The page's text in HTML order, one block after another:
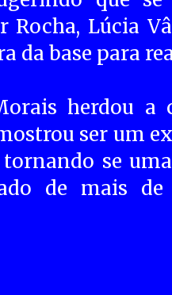
Rocha, Lúcia
da base para
herdou a
ser um
se
de mais